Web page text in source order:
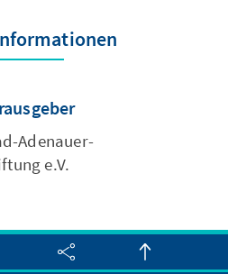
Adenauer-
e.V.